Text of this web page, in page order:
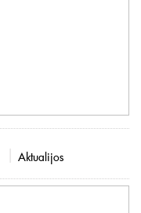
Aktualijos